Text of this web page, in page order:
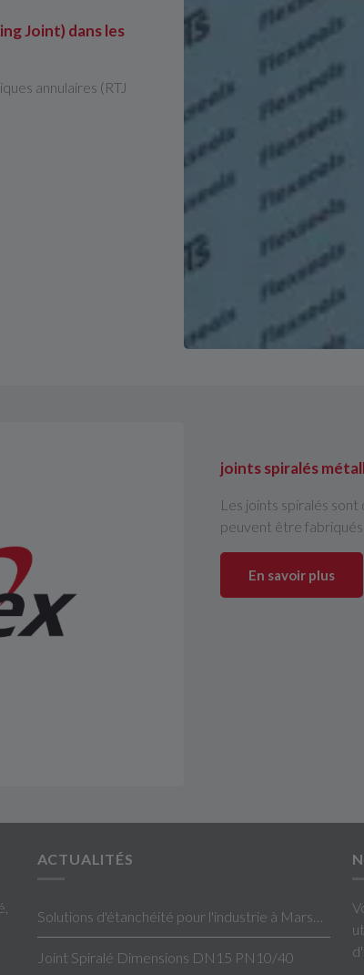
Joint) dans les
annulaires (RTJ
joints spiralés
Les joints spiralés
peuvent être fabriqués
En savoir plus
ACTUALITÉS
Joint Spiralé Dimensions DN15 PN10/40